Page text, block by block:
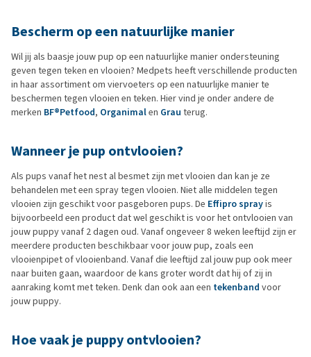
Bescherm op een natuurlijke manier
Wil jij als baasje jouw pup op een natuurlijke manier ondersteuning
geven tegen teken en vlooien? Medpets heeft verschillende producten
in haar assortiment om viervoeters op een natuurlijke manier te
beschermen tegen vlooien en teken. Hier vind je onder andere de
merken BF®Petfood, Organimalen Grau terug.
Wanneer je pup ontvlooien?
Als pups vanaf het nest al besmet zijn met vlooien dan kan je ze
behandelen met een spray tegen vlooien. Niet alle middelen tegen
vlooien zijn geschikt voor pasgeboren pups. De Effipro sprayis
bijvoorbeeld een product dat wel geschikt is voor het ontvlooien van
jouw puppy vanaf 2 dagen oud. Vanaf ongeveer 8 weken leeftijd zijn er
meerdere producten beschikbaar voor jouw pup, zoals een
vlooienpipet of vlooienband. Vanaf die leeftijd zal jouw pup ook meer
naar buiten gaan, waardoor de kans groter wordt dat hij of zij in
aanraking komt met teken. Denk dan ook aan een tekenband voor
jouw puppy.
Hoe vaak je puppy ontvlooien?